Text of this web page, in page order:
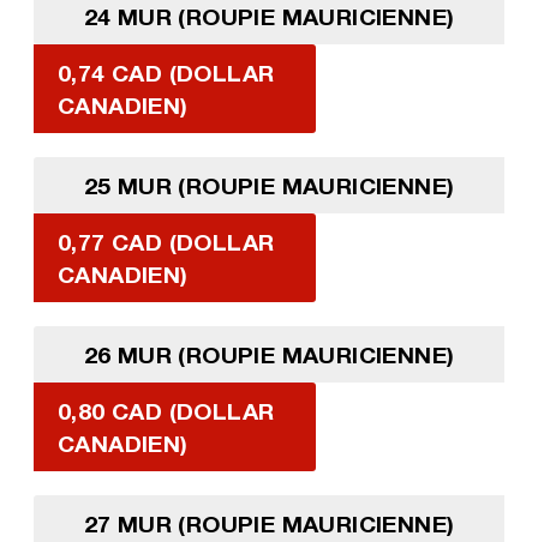
24 MUR (ROUPIE MAURICIENNE)
0,74 CAD (DOLLAR
CANADIEN)
25 MUR (ROUPIE MAURICIENNE)
0,77 CAD (DOLLAR
CANADIEN)
26 MUR (ROUPIE MAURICIENNE)
0,80 CAD (DOLLAR
CANADIEN)
27 MUR (ROUPIE MAURICIENNE)